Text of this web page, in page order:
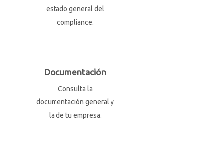
estado general del
compliance.
Documentación
Consulta la
documentación general y
la de tu empresa.